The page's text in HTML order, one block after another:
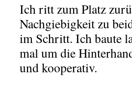
Ich ritt zum Platz
Nachgiebigkeit zu
im Schritt. Ich baute
mal um die
und kooperativ.